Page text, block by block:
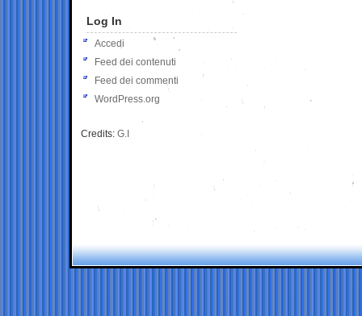
Log In
Accedi
Feed dei contenuti
Feed dei commenti
WordPress.org
Credits: G.I